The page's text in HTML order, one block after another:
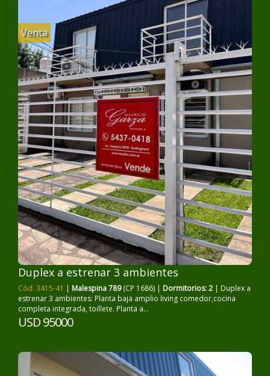
Venta
Duplex a estrenar 3 ambientes
Cód. 3415-41 | Malespina 789(CP 1686) | Dormitorios: 2 | Duplex a
estrenar 3 ambientes: Planta baja amplio living comedor,cocina
completa integrada, toillete. Planta a...
USD 95000